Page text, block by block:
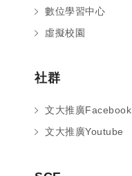
數位學習中心
虛擬校園
社群
文大推廣Facebook
文大推廣Youtube